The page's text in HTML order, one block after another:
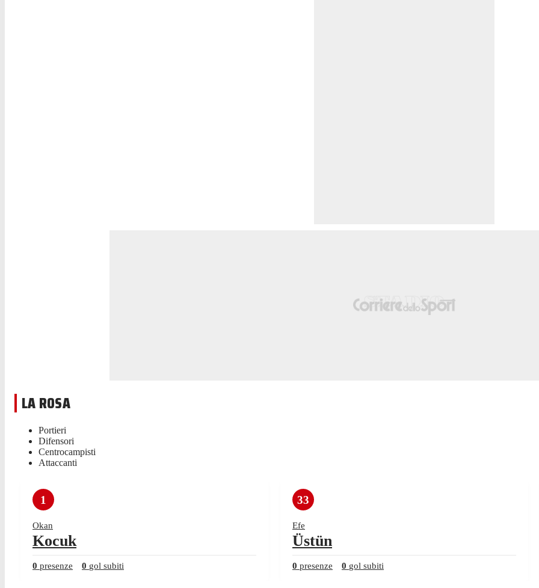
LA ROSA
Portieri
Difensori
Centrocampisti
Attaccanti
1
Okan
Kocuk
0 presenze 0 gol subiti
33
Efe
Üstün
0 presenze 0 gol subiti